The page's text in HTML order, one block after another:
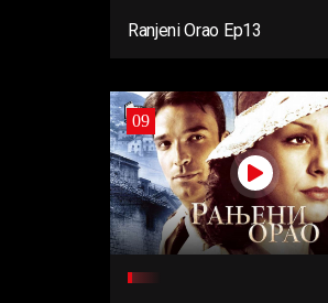
Ranjeni Orao Ep13
09